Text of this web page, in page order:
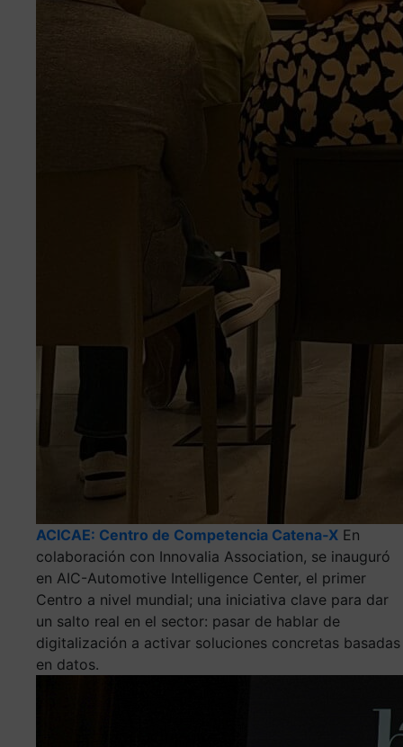
ACICAE: Centro de Competencia Catena‑X En
colaboración con Innovalia Association, se inauguró
en AIC-Automotive Intelligence Center, el primer
Centro a nivel mundial; una iniciativa clave para dar
un salto real en el sector: pasar de hablar de
digitalización a activar soluciones concretas basadas
en datos.